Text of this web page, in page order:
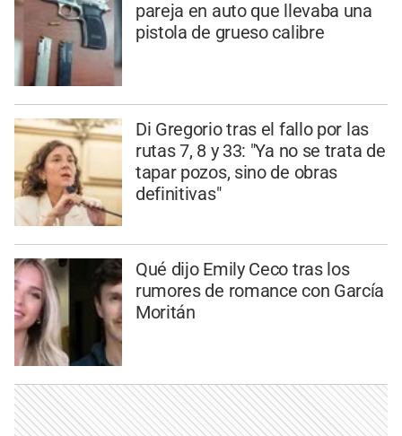
pareja en auto que llevaba una
pistola de grueso calibre
Di Gregorio tras el fallo por las
rutas 7, 8 y 33: "Ya no se trata de
tapar pozos, sino de obras
definitivas"
Qué dijo Emily Ceco tras los
rumores de romance con García
Moritán